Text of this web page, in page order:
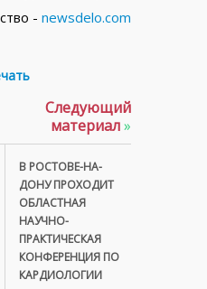
- newsdelo.com
Следующий
материал»
В РОСТОВЕ-НА-
ДОНУ ПРОХОДИТ
ОБЛАСТНАЯ
НАУЧНО-
ПРАКТИЧЕСКАЯ
КОНФЕРЕНЦИЯ ПО
КАРДИОЛОГИИ